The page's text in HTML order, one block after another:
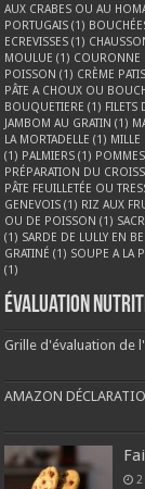
AUX CRABES OU AU
PORTUGAIS (1)
ECREVISSES (1)
MOULUE (1) COURONNE
POISSON (1) CRÈME
PÂTE A CHOUX OU
BOUQUETIERE (1) FILETS
JAMBOM AU GRATIN (1)
LA MORTADELLE (1) MILLE
(1) PALMIERS (1)
PRÉPARATION DU
PÂTE FEUILLETÉE OU
GENEVOIS (1) RIZ AUX
OU DE POISSON (1)
(1) SARDE DE LULLY EN
GRATINÉ (1) SOUPE A LA
(1)
Évaluation
Grille d'évaluation de
AMAZON